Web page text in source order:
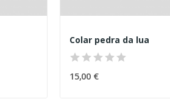
Colar pedra da lua
15,00 €